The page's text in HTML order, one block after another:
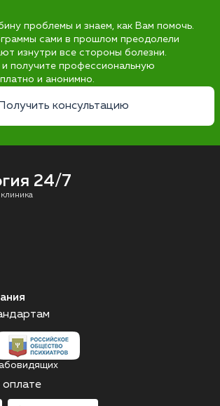
проблемы и знаем, как Вам помочь.
сами в прошлом преодолели
изнутри все стороны болезни.
получите профессиональную
и анонимно.
Получить консультацию
24/7